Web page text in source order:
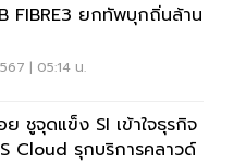
FIBRE3 ยกทัพบุกถิ่นล้าน
| 05:14 น.
ชูจุดแข็ง SI เข้าใจธุรกิจ
Cloud รุกบริการคลาวด์